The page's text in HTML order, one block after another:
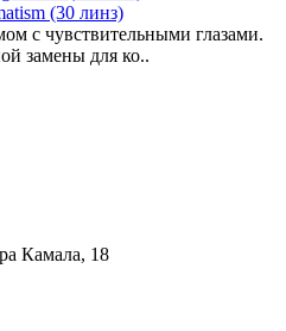
(30 линз)
с чувствительными глазами.
замены для ко..
Камала, 18